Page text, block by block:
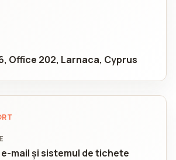
Office 202, Larnaca, Cyprus
mail și sistemul de tichete